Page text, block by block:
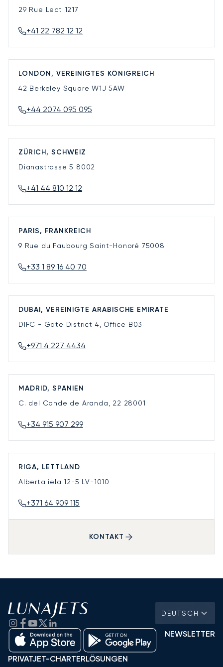
29 Rue Lect 1217
+41 22 782 12 12
LONDON, VEREINIGTES KÖNIGREICH
42 Berkeley SquareW1J 5AW
+44 2074 095 095
ZÜRICH, SCHWEIZ
Dianastrasse 5 8002
+41 44 810 12 12
PARIS, FRANKREICH
9 Rue du Faubourg Saint-Honoré 75008
+33 1 89 16 40 70
DUBAI, VEREINIGTE ARABISCHE EMIRATE
DIFC - Gate District 4, Office B03
+971 4 227 4434
MADRID, SPANIEN
C. del Conde de Aranda, 22 28001
+34 915 907 299
RIGA, LETTLAND
Alberta iela 12-5 LV-1010
+371 64 909 115
KONTAKT
DEUTSCH
NEWSLETTER
PRIVATJET-CHARTERLÖSUNGEN